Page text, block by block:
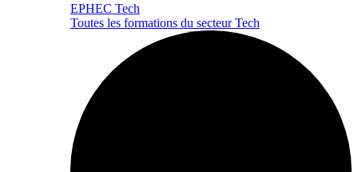
EPHEC Tech
Toutes les formations du secteur Tech